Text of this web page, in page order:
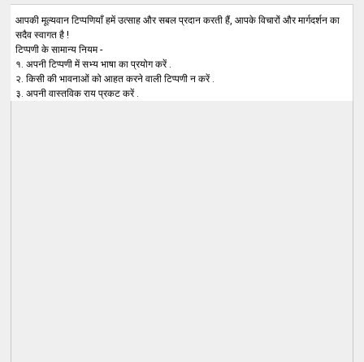
आपकी मूल्यवान टिप्पणियाँ हमें उत्साह और सबल प्रदान करती हैं, आपके विचारों और मार्गदर्शन का
सदैव स्वागत है !
टिप्पणी के सामान्य नियम -
१. अपनी टिप्पणी में सभ्य भाषा का प्रयोग करें .
२. किसी की भावनाओं को आहत करने वाली टिप्पणी न करें .
३. अपनी वास्तविक राय प्रकट करें .